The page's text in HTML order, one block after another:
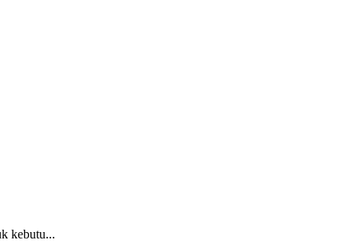
kebutu...